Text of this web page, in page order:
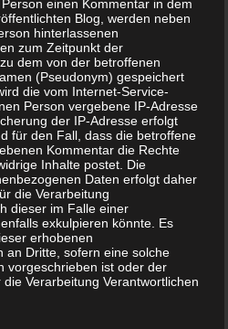
– Gut oder schlecht?
– ja oder nein?
einen Kommentar in dem
Blog, werden neben
hinterlassenen
zum Zeitpunkt der
dem von der betroffenen
(Pseudonym) gespeichert
die vom Internet-Service-
Person vergebene IP-Adresse
der IP-Adresse erfolgt
für den Fall, dass die betroffene
Kommentar die Rechte
Inhalte postet. Die
Daten erfolgt daher
die Verarbeitung
dieser im Falle einer
exkulpieren könnte. Es
erhobenen
an Dritte, sofern eine solche
vorgeschrieben ist oder der
Verarbeitung Verantwortlichen